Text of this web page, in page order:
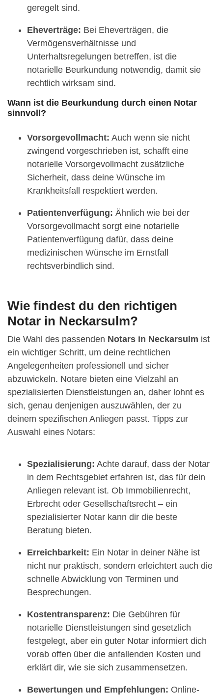
geregelt sind.
Eheverträge: Bei Eheverträgen, die
Vermögensverhältnisse und
Unterhaltsregelungen betreffen, ist die
notarielle Beurkundung notwendig, damit sie
rechtlich wirksam sind.
Wann ist die Beurkundung durch einen Notar
sinnvoll?
Vorsorgevollmacht: Auch wenn sie nicht
zwingend vorgeschrieben ist, schafft eine
notarielle Vorsorgevollmacht zusätzliche
Sicherheit, dass deine Wünsche im
Krankheitsfall respektiert werden.
Patientenverfügung: Ähnlich wie bei der
Vorsorgevollmacht sorgt eine notarielle
Patientenverfügung dafür, dass deine
medizinischen Wünsche im Ernstfall
rechtsverbindlich sind.
Wie findest du den richtigen
Notar in Neckarsulm?
Die Wahl des passenden Notars in Neckarsulm ist
ein wichtiger Schritt, um deine rechtlichen
Angelegenheiten professionell und sicher
abzuwickeln. Notare bieten eine Vielzahl an
spezialisierten Dienstleistungen an, daher lohnt es
sich, genau denjenigen auszuwählen, der zu
deinem spezifischen Anliegen passt. Tipps zur
Auswahl eines Notars:
Spezialisierung: Achte darauf, dass der Notar
in dem Rechtsgebiet erfahren ist, das für dein
Anliegen relevant ist. Ob Immobilienrecht,
Erbrecht oder Gesellschaftsrecht – ein
spezialisierter Notar kann dir die beste
Beratung bieten.
Erreichbarkeit: Ein Notar in deiner Nähe ist
nicht nur praktisch, sondern erleichtert auch die
schnelle Abwicklung von Terminen und
Besprechungen.
Kostentransparenz: Die Gebühren für
notarielle Dienstleistungen sind gesetzlich
festgelegt, aber ein guter Notar informiert dich
vorab offen über die anfallenden Kosten und
erklärt dir, wie sie sich zusammensetzen.
Bewertungen und Empfehlungen: Online-